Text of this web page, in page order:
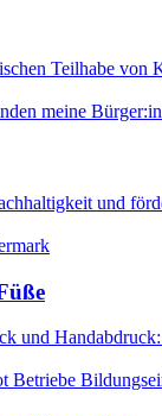
Teilhabe von
meine
und
und
Betriebe